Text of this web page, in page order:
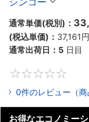
通常単価(税別)：
(税込単価)： 37,161円
通常出荷日： 5 日目
0件のレビュー（商
お得なエコノミー